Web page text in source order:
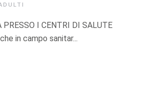
I CENTRI DI SALUTE
in campo sanitar...